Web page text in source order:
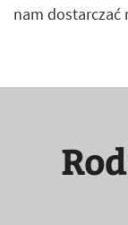
nam dostarczać